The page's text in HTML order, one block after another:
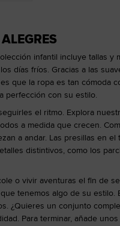
infantil incluye tallas y
días fríos. Gracias a las
que la ropa es tan cómoda
perfección con su estilo.
el ritmo. Explora
a medida que crecen.
a andar. Las presillas en el
distintivos, como los
o vivir aventuras el fin de
tenemos algo de su estilo.
¿Quieres un conjunto
Para terminar, añade